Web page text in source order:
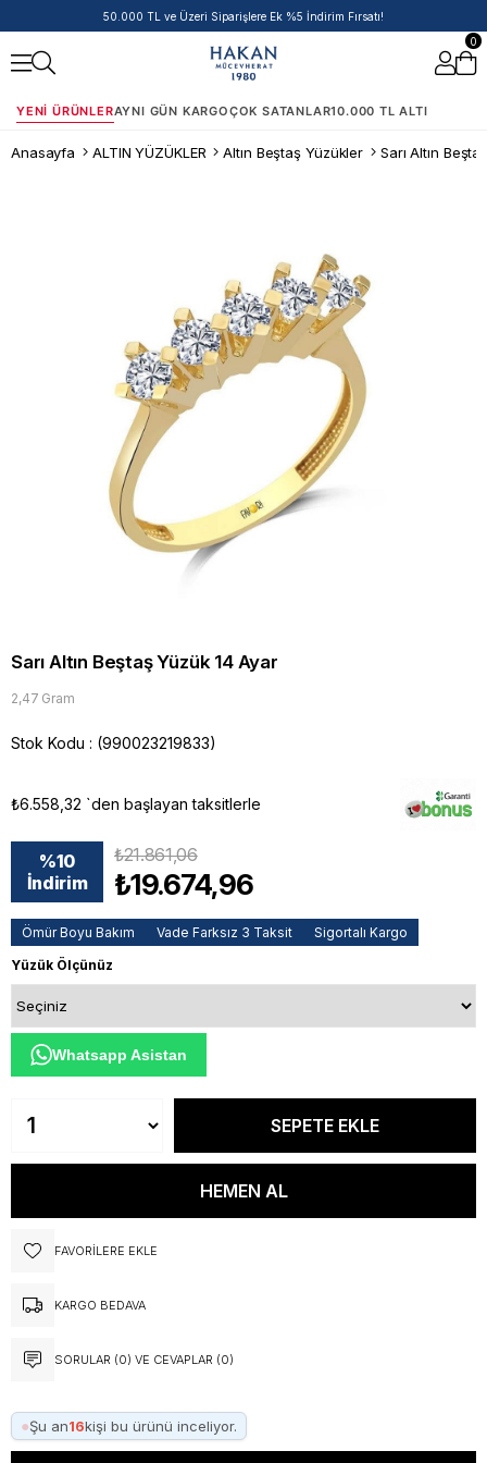
50.000 TL ve Üzeri Siparişlere Ek %5 İndirim Fırsatı!
0
YENI ÜRÜNLERAYNI GÜN KARGOÇOK SATANLAR10.000 TL ALTI
Anasayfa ALTIN YÜZÜKLER Altın Beştaş Yüzükler Sarı Altın
Sarı Altın Beştaş Yüzük 14 Ayar
2,47 Gram
Stok Kodu (990023219833)
₺6.558,32 `den başlayan taksitlerle
%10
İndirim
₺21.861,06
₺19.674,96
Ömür Boyu Bakım Vade Farksız 3 Taksit
Sigortalı Kargo
Yüzük Ölçünüz
Whatsapp Asistan
FAVORILERE EKLE
KARGO BEDAVA
SORULAR (0) VE CEVAPLAR (0)
●Şu an16kişi bu ürünü inceliyor.